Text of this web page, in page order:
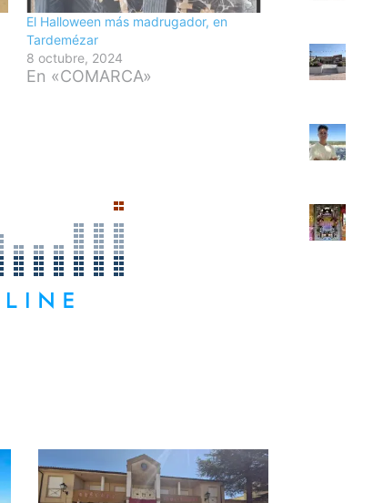
El Halloween más madrugador, en
Tardemézar
8 octubre, 2024
En «COMARCA»